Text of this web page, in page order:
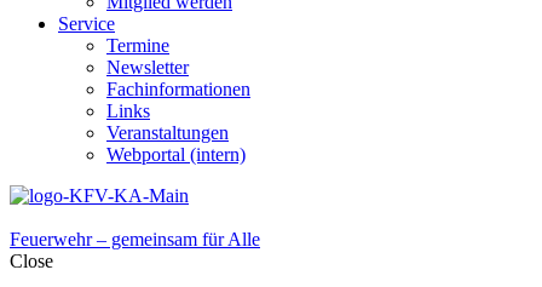
Service
Termine
Newsletter
Fachinformationen
Links
Veranstaltungen
Webportal (intern)
Feuerwehr – gemeinsam für Alle
Close